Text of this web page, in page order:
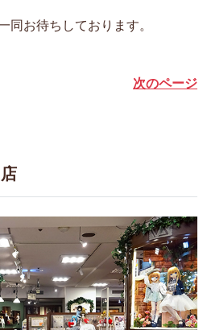
同お待ちしております。
次のページ